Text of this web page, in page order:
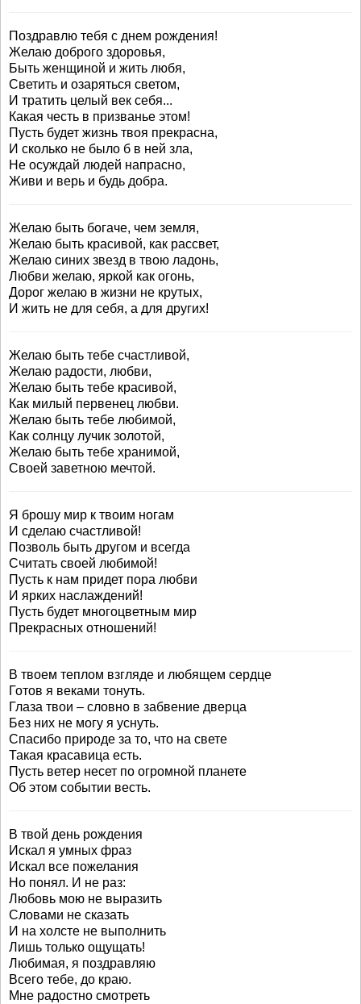
Поздравлю тебя с днем рождения!
Желаю доброго здоровья,
Быть женщиной и жить любя,
Светить и озаряться светом,
И тратить целый век себя...
Какая честь в призванье этом!
Пусть будет жизнь твоя прекрасна,
И сколько не было б в ней зла,
Не осуждай людей напрасно,
Живи и верь и будь добра.
Желаю быть богаче, чем земля,
Желаю быть красивой, как рассвет,
Желаю синих звезд в твою ладонь,
Любви желаю, яркой как огонь,
Дорог желаю в жизни не крутых,
И жить не для себя, а для других!
Желаю быть тебе счастливой,
Желаю радости, любви,
Желаю быть тебе красивой,
Как милый первенец любви.
Желаю быть тебе любимой,
Как солнцу лучик золотой,
Желаю быть тебе хранимой,
Своей заветною мечтой.
Я брошу мир к твоим ногам
И сделаю счастливой!
Позволь быть другом и всегда
Считать своей любимой!
Пусть к нам придет пора любви
И ярких наслаждений!
Пусть будет многоцветным мир
Прекрасных отношений!
В твоем теплом взгляде и любящем сердце
Готов я веками тонуть.
Глаза твои – словно в забвение дверца
Без них не могу я уснуть.
Спасибо природе за то, что на свете
Такая красавица есть.
Пусть ветер несет по огромной планете
Об этом событии весть.
В твой день рождения
Искал я умных фраз
Искал все пожелания
Но понял. И не раз:
Любовь мою не выразить
Словами не сказать
И на холсте не выполнить
Лишь только ощущать!
Любимая, я поздравляю
Всего тебе, до краю.
Мне радостно смотреть